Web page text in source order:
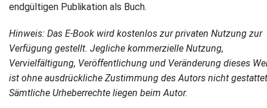
endgültigen Publikation als Buch.
Hinweis: Das E-Book wird kostenlos zur privaten Nutzung zur
Verfügung gestellt. Jegliche kommerzielle Nutzung,
Vervielfältigung, Veröffentlichung und Veränderung dieses
ist ohne ausdrückliche Zustimmung des Autors nicht
Sämtliche Urheberrechte liegen beim Autor.